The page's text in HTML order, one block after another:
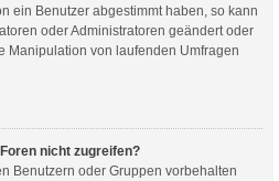
ein Benutzer abgestimmt haben, so kann
oder Administratoren geändert oder
Manipulation von laufenden Umfragen
nicht zugreifen?
Benutzern oder Gruppen vorbehalten